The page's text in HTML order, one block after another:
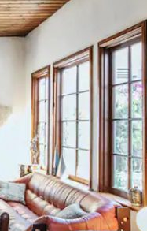
omhoog en omlaag, óf